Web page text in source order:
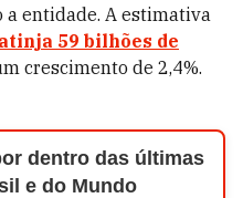
a entidade. A estimativa
59 bilhões de
crescimento de 2,4%.
dentro das últimas
e do Mundo